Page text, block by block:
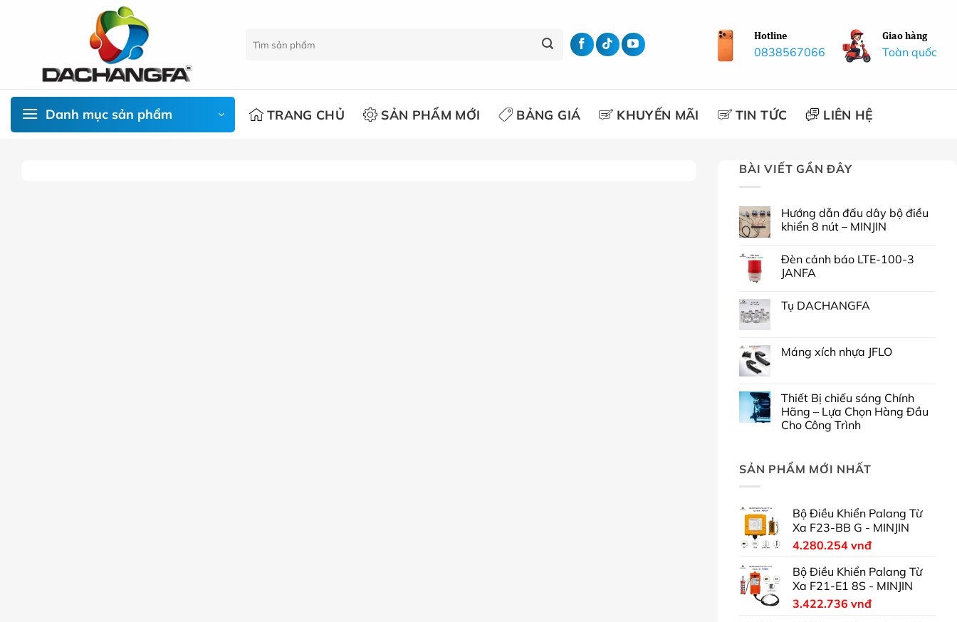
kiếm:
Hotline
0838567066
Giao hàng
Toàn quốc
Danh mục sản phẩm TRANG CHỦ SẢN PHẨM MỚI BẢNG GIÁ KHUYẾN MÃI TIN TỨC LIÊN HỆ
BÀI VIẾT GẦN ĐÂY
Hướng dẫn đấu dây bộ điều
khiển 8 nút – MINJIN
Đèn cảnh báo LTE-100-3
JANFA
Tụ DACHANGFA
Máng xích nhựa JFLO
Thiết Bị chiếu sáng Chính
Hãng – Lựa Chọn Hàng Đầu
Cho Công Trình
SẢN PHẨM MỚI NHẤT
Bộ Điều Khiển Palang Từ
Xa F23-BB G - MINJIN
4.280.254 vnđ
Bộ Điều Khiển Palang Từ
Xa F21-E1 8S - MINJIN
3.422.736 vnđ